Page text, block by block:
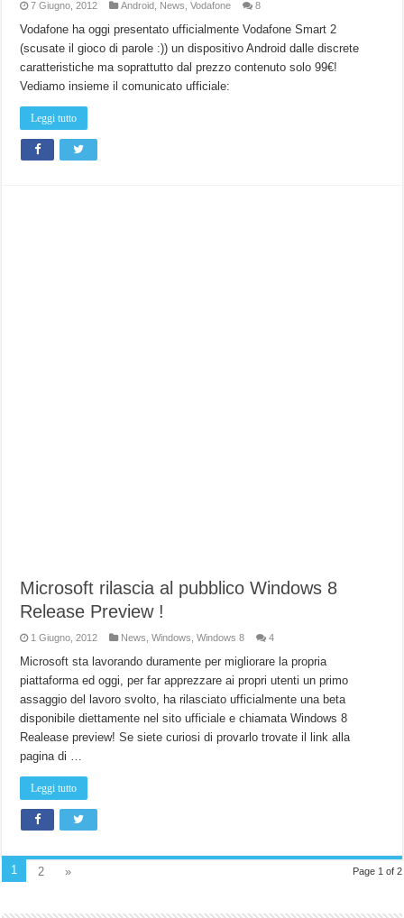
7 Giugno, 2012 Android News ,Vodafone 8
Vodafone ha oggi presentato ufficialmente Vodafone Smart 2
(scusate il gioco di parole :)) un dispositivo Android dalle discrete
caratteristiche ma soprattutto dal prezzo contenuto solo 99€!
Vediamo insieme il comunicato ufficiale:
Leggi tutto
Microsoft rilascia al pubblico Windows 8
Release Preview !
1 Giugno, 2012 News ,Windows ,Windows 8 4
Microsoft sta lavorando duramente per migliorare la propria
piattaforma ed oggi, per far apprezzare ai propri utenti un primo
assaggio del lavoro svolto, ha rilasciato ufficialmente una beta
disponibile diettamente nel sito ufficiale e chiamata Windows 8
Realease preview! Se siete curiosi di provarlo trovate il link alla
pagina di …
Leggi tutto
Page 1 of 2
1 2 »